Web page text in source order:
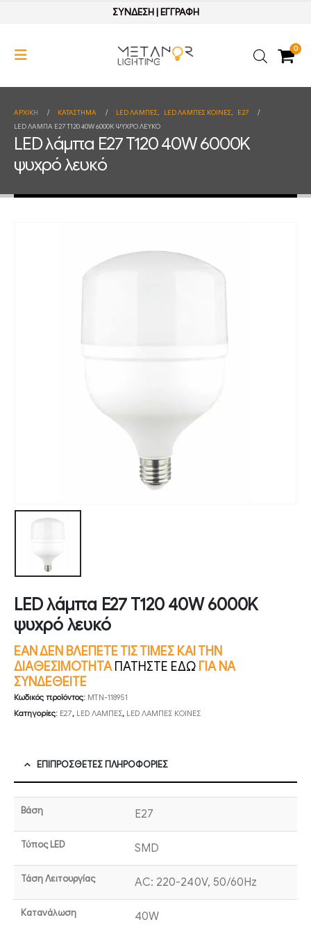
ΣΥΝΔΕΣΗ| ΕΓΓΡΑΦΗ
0
ΑΡΧΙΚΉ ΚΑΤΆΣΤΗΜΑ LED ΛΑΜΠΕΣ, LED ΛΑΜΠΕΣ ΚΟΙΝΕΣ,
E27
LED ΛΆΜΠΑ E27 T120 40W 6000K ΨΥΧΡΌ ΛΕΥΚΌ
LED λάμπα E27 T120 40W 6000K
ψυχρό λευκό
LED λάμπα E27 T120 40W 6000K
ψυχρό λευκό
ΕΑΝ ΔΕΝ ΒΛΕΠΕΤΕ ΤΙΣ ΤΙΜΕΣ ΚΑΙ ΤΗΝ
ΔΙΑΘΕΣΙΜΟΤΗΤΑ ΠΑΤΗΣΤΕ ΕΔΩ ΓΙΑ ΝΑ
ΣΥΝΔΕΘΕΙΤΕ
Κωδικός προϊόντος: MTN-118951
Κατηγορίες: E27, LED ΛΑΜΠΕΣ, LED ΛΑΜΠΕΣ ΚΟΙΝΕΣ
ΕΠΙΠΡΌΣΘΕΤΕΣ ΠΛΗΡΟΦΟΡΊΕΣ
Βάση E27
Τύπος LED SMD
Τάση Λειτουργίας AC: 220-240V, 50/60Hz
Κατανάλωση 40W